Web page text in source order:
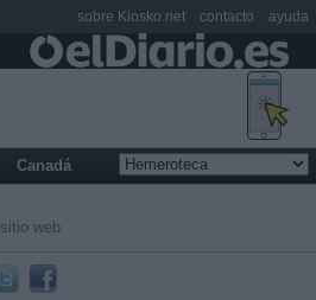
Canadá
sitio web
sobre Kiosko.net contacto ayuda